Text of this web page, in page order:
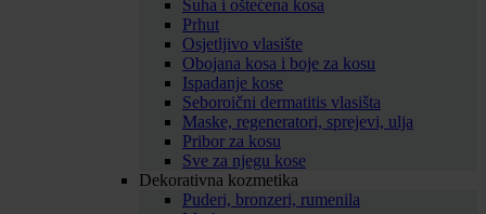
Suha i oštećena kosa
Prhut
Osjetljivo vlasište
Obojana kosa i boje za kosu
Ispadanje kose
Seboroični dermatitis vlasišta
Maske, regeneratori, sprejevi, ulja
Pribor za kosu
Sve za njegu kose
Dekorativna kozmetika
Puderi, bronzeri, rumenila